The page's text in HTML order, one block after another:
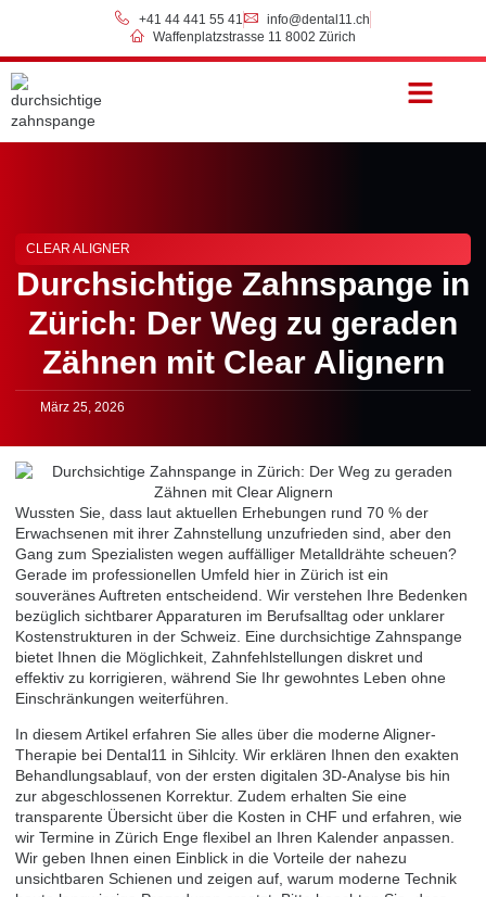
+41 44 441 55 41
info@dental11.ch
Waffenplatzstrasse 11 8002 Zürich
CLEAR ALIGNER
Durchsichtige Zahnspange in
Zürich: Der Weg zu geraden
Zähnen mit Clear Alignern
März 25, 2026
Wussten Sie, dass laut aktuellen Erhebungen rund 70 % der
Erwachsenen mit ihrer Zahnstellung unzufrieden sind, aber den
Gang zum Spezialisten wegen auffälliger Metalldrähte scheuen?
Gerade im professionellen Umfeld hier in Zürich ist ein
souveränes Auftreten entscheidend. Wir verstehen Ihre Bedenken
bezüglich sichtbarer Apparaturen im Berufsalltag oder unklarer
Kostenstrukturen in der Schweiz. Eine durchsichtige Zahnspange
bietet Ihnen die Möglichkeit, Zahnfehlstellungen diskret und
effektiv zu korrigieren, während Sie Ihr gewohntes Leben ohne
Einschränkungen weiterführen.
In diesem Artikel erfahren Sie alles über die moderne Aligner-
Therapie bei Dental11 in Sihlcity. Wir erklären Ihnen den exakten
Behandlungsablauf, von der ersten digitalen 3D-Analyse bis hin
zur abgeschlossenen Korrektur. Zudem erhalten Sie eine
transparente Übersicht über die Kosten in CHF und erfahren, wie
wir Termine in Zürich Enge flexibel an Ihren Kalender anpassen.
Wir geben Ihnen einen Einblick in die Vorteile der nahezu
unsichtbaren Schienen und zeigen auf, warum moderne Technik